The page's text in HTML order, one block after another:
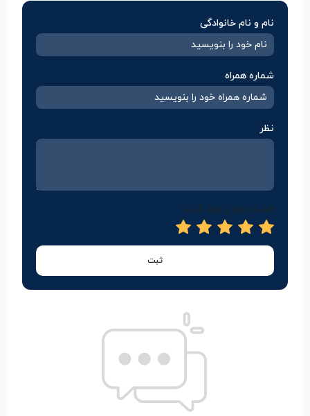
نام و نام خانوادگی
شماره همراه
نظر
امتیاز خود را وارد کنید
ثبت